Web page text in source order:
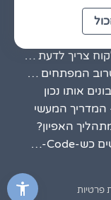
קבלן משנה בפיתוח תוכנה - מה שכל לקוח צריך לדעת לפני שחותם
Data Diode - לא חומת אש, ולא מה שרוב המפתחים מצפים לו
אותו נכון
המדריך המעשי
כשהפלטפורמה מגיעה לקצה - מה עושים כש-Low-Code לא מספיק
פרטיות